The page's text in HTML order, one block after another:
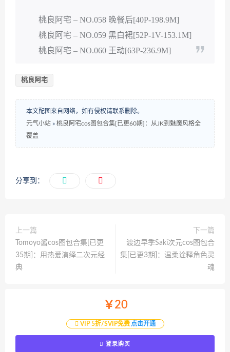
桃良阿宅 – NO.058 晚餐后[40P-198.9M]
桃良阿宅 – NO.059 黑白裙[52P-1V-153.1M]
桃良阿宅 – NO.060 王动[63P-236.9M]
桃良阿宅
本文配图来自网络，如有侵权请联系删除。
元气小站 » 桃良阿宅cos图包合集[已更60期]：从JK到魅魔风格全
覆盖
分享到：
上一篇
Tomoyo酱cos图包合集[已更
35期]：用热爱演绎二次元经
典
下一篇
渡边早季Saki次元cos图包合
集[已更3期]：温柔诠释角色灵
魂
￥20
VIP 5折/SVIP免费 点击开通
登录购买